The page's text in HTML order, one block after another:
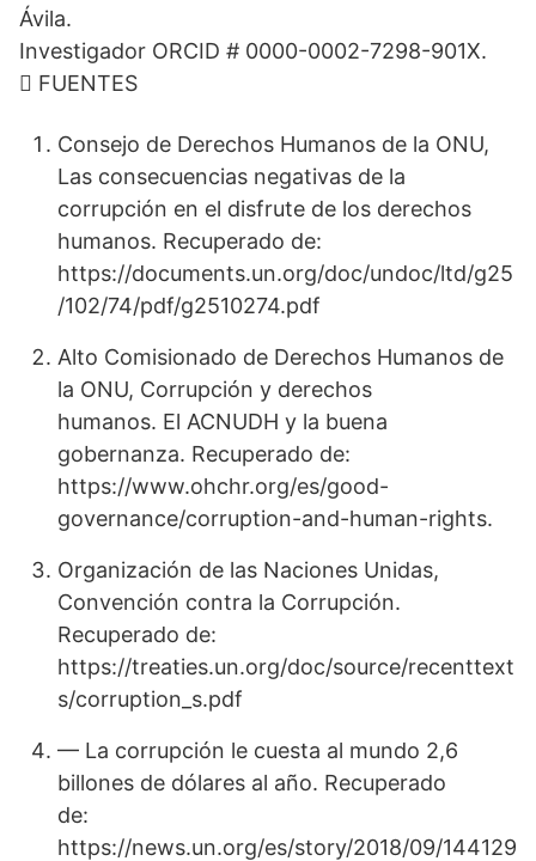
Ávila.
Investigador ORCID # 0000-0002-7298-901X.
 FUENTES
Consejo de Derechos Humanos de la ONU,
Las consecuencias negativas de la
corrupción en el disfrute de los derechos
humanos. Recuperado de:
https://documents.un.org/doc/undoc/ltd/g25
/102/74/pdf/g2510274.pdf
Alto Comisionado de Derechos Humanos de
la ONU, Corrupción y derechos
humanos. El ACNUDH y la buena
gobernanza. Recuperado de:
https://www.ohchr.org/es/good-
governance/corruption-and-human-rights.
Organización de las Naciones Unidas,
Convención contra la Corrupción.
Recuperado de:
https://treaties.un.org/doc/source/recenttext
s/corruption_s.pdf
— La corrupción le cuesta al mundo 2,6
billones de dólares al año. Recuperado
de:
https://news.un.org/es/story/2018/09/144129